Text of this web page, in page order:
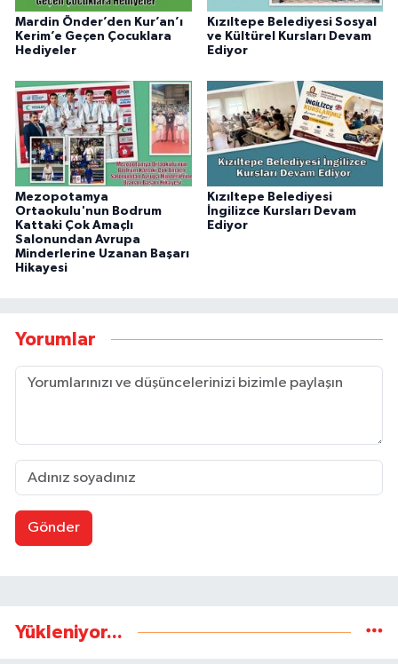
Mardin Önder’den Kur’an’ı
Kerim’e Geçen Çocuklara
Hediyeler
Kızıltepe Belediyesi Sosyal
ve Kültürel Kursları Devam
Ediyor
Mezopotamya
Ortaokulu'nun Bodrum
Kattaki Çok Amaçlı
Salonundan Avrupa
Minderlerine Uzanan Başarı
Hikayesi
Kızıltepe Belediyesi
İngilizce Kursları Devam
Ediyor
Yorumlar
Gönder
Yükleniyor...